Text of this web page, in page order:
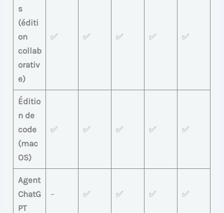
s
(éditi
on
collab
orativ
e)
✅ ✅ ✅ ✅ ✅
Éditio
n de
code
(mac
OS)
✅ ✅ ✅ ✅ ✅
Agent
ChatG
PT
– ✅ ✅ ✅ ✅